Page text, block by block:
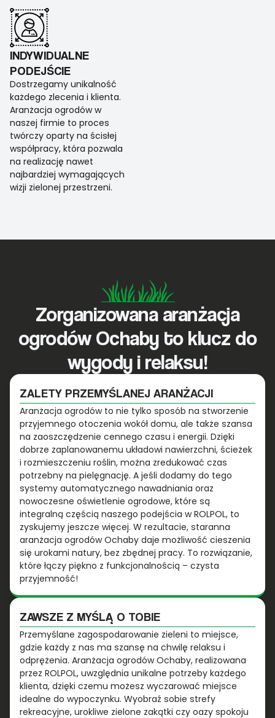
INDYWIDUALNE
PODEJŚCIE
Dostrzegamy unikalność
każdego zlecenia i klienta.
Aranżacja ogrodów w
naszej firmie to proces
twórczy oparty na ścisłej
współpracy, która pozwala
na realizację nawet
najbardziej wymagających
wizji zielonej przestrzeni.
Zorganizowana aranżacja
ogrodów Ochaby to klucz do
wygody i relaksu!
ZALETY PRZEMYŚLANEJ ARANŻACJI
Aranżacja ogrodów to nie tylko sposób na stworzenie
przyjemnego otoczenia wokół domu, ale także szansa
na zaoszczędzenie cennego czasu i energii. Dzięki
dobrze zaplanowanemu układowi nawierzchni, ścieżek
i rozmieszczeniu roślin, można zredukować czas
potrzebny na pielęgnację. A jeśli dodamy do tego
systemy automatycznego nawadniania oraz
nowoczesne oświetlenie ogrodowe, które są
integralną częścią naszego podejścia w ROLPOL, to
zyskujemy jeszcze więcej. W rezultacie, staranna
aranżacja ogrodów Ochaby daje możliwość cieszenia
się urokami natury, bez zbędnej pracy. To rozwiązanie,
które łączy piękno z funkcjonalnością – czysta
przyjemność!
ZAWSZE Z MYŚLĄ O TOBIE
Przemyślane zagospodarowanie zieleni to miejsce,
gdzie każdy z nas ma szansę na chwilę relaksu i
odprężenia. Aranżacja ogrodów Ochaby, realizowana
przez ROLPOL, uwzględnia unikalne potrzeby każdego
klienta, dzięki czemu możesz wyczarować miejsce
idealne do wypoczynku. Wyobraź sobie strefy
rekreacyjne, urokliwe zielone zakątki czy oazy spokoju